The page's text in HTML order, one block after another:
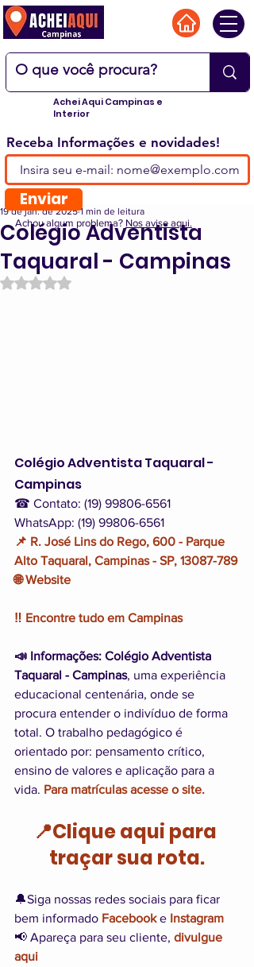
Achei Aqui Campinas e
Interior
Colégio Adventista
Taquaral - Campinas
19 de jan. de 2025 1 min de leitura
Avaliado com NaN de 5 estrelas.
Colégio Adventista Taquaral -
Campinas
☎ Contato: (19) 99806-6561
WhatsApp: (19) 99806-6561
📌 R. José Lins do Rego, 600 - Parque
Alto Taquaral, Campinas - SP, 13087-789
🌐 Website
‼️ Encontre tudo em Campinas
📣 Informações: Colégio Adventista
Taquaral - Campinas, uma experiência
educacional centenária, onde se
procura entender o indivíduo de forma
total. O trabalho pedagógico é
orientado por: pensamento crítico,
ensino de valores e aplicação para a
vida. Para matrículas acesse o site.
📍Clique aqui para
traçar sua rota.
🔔Siga nossas redes sociais para ficar
bem informado Facebook e Instagram
📢 Apareça para seu cliente, divulgue
aqui
Receba Informações e novidades!
Enviar
Achou algum problema? Nos avise aqui.